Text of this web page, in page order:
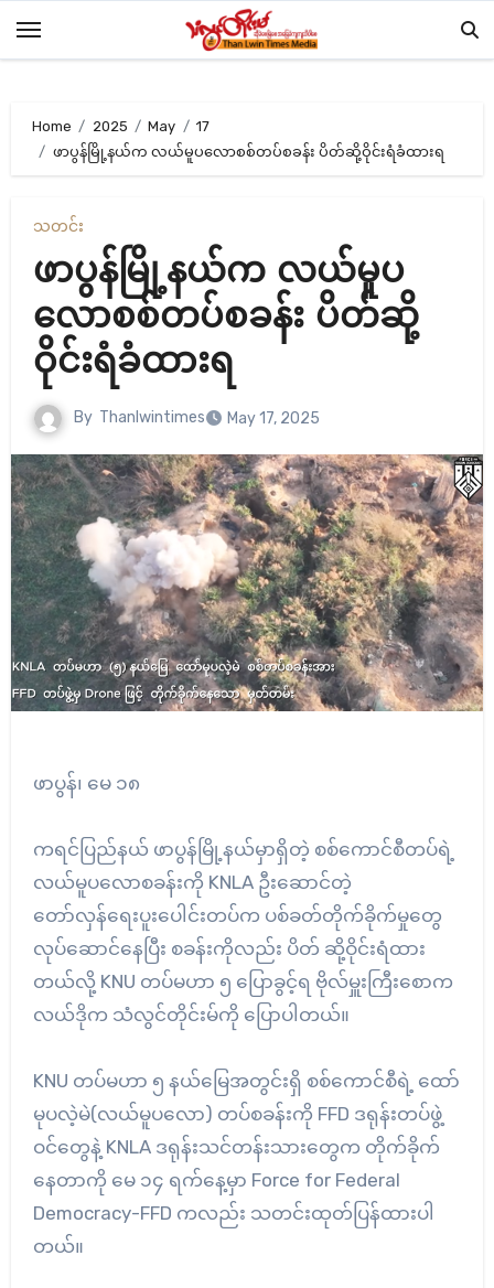
Home 2025 May
17
ဖာပွန်မြို့နယ်က လယ်မူပလောစစ်တပ်စခန်း ပိတ်ဆို့ဝိုင်းရံခံထားရ
သတင်း
ဖာပွန်မြို့နယ်က လယ်မူပ
လောစစ်တပ်စခန်း ပိတ်ဆို့
ဝိုင်းရံခံထားရ
By Thanlwintimes May 17, 2025
ဖာပွန်၊ မေ ၁၈
ကရင်ပြည်နယ် ဖာပွန်မြို့နယ်မှာရှိတဲ့ စစ်ကောင်စီတပ်ရဲ့
လယ်မူပလောစခန်းကို KNLA ဦးဆောင်တဲ့
တော်လှန်ရေးပူးပေါင်းတပ်က ပစ်ခတ်တိုက်ခိုက်မှုတွေ
လုပ်ဆောင်နေပြီး စခန်းကိုလည်း ပိတ် ဆို့ဝိုင်းရံထား
တယ်လို့ KNU တပ်မဟာ ၅ ပြောခွင့်ရ ဗိုလ်မှူးကြီးစောက
လယ်ဒိုက သံလွင်တိုင်းမ်ကို ပြောပါတယ်။
KNU တပ်မဟာ ၅ နယ်မြေအတွင်းရှိ စစ်ကောင်စီရဲ့ ထော်
မုပလဲ့မဲ(လယ်မူပလော) တပ်စခန်းကို FFD ဒရုန်းတပ်ဖွဲ့
ဝင်တွေနဲ့ KNLA ဒရုန်းသင်တန်းသားတွေက တိုက်ခိုက်
နေတာကို မေ ၁၄ ရက်နေ့မှာ Force for Federal
Democracy-FFD ကလည်း သတင်းထုတ်ပြန်ထားပါ
တယ်။